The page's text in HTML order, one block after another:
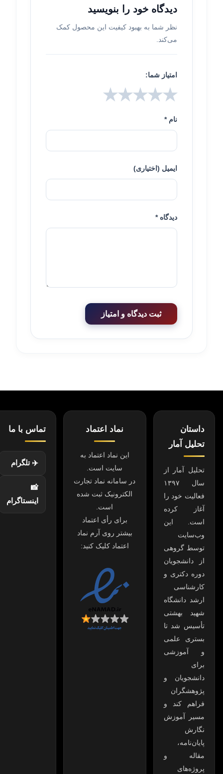
دیدگاه خود را بنویسید
نظر شما به بهبود کیفیت این محصول کمک
می‌کند.
امتیاز شما:
★★★★★
نام *
ایمیل (اختیاری)
دیدگاه *
ثبت دیدگاه و امتیاز
داستان
تحلیل آمار
تحلیل آمار از
سال ۱۳۹۷
فعالیت خود را
آغاز کرده
است. این
وب‌سایت
توسط گروهی
از دانشجویان
دوره دکتری و
کارشناسی
ارشد دانشگاه
شهید بهشتی
تأسیس شد تا
بستری علمی
و آموزشی
برای
دانشجویان و
پژوهشگران
فراهم کند و
مسیر آموزش
نگارش
پایان‌نامه،
مقاله و
پروژه‌های
نماد اعتماد
این نماد اعتماد به
سایت است.
در سامانه نماد تجارت
الکترونیک ثبت شده
است.
برای رأی اعتماد
بیشتر روی آرم نماد
اعتماد کلیک کنید:
تماس با ما
✈️ تلگرام
📸
اینستاگرام